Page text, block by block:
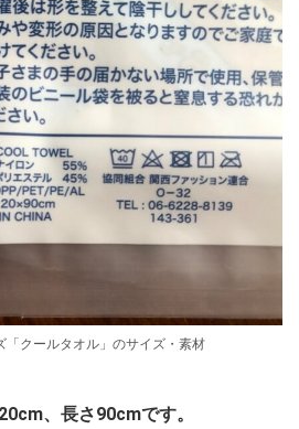
「クールタオル」のサイズ・素材
、長さ90cmです。